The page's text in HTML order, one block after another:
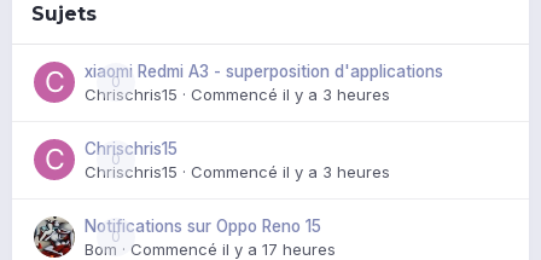
Sujets
0
xiaomi Redmi A3 - superposition d'applications
Chrischris15 · Commencé il y a 3 heures
0
Chrischris15
Chrischris15 · Commencé il y a 3 heures
0
Notifications sur Oppo Reno 15
Bom · Commencé il y a 17 heures